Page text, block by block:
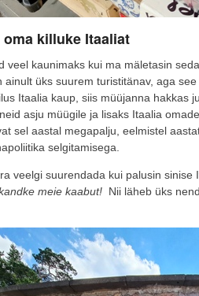
killuke Itaaliat
veel kaunimaks kui ma mäletasin
ainult üks suurem turistitänav, aga
Itaalia kaup, siis müüjanna hakkas
asju müügile ja lisaks Itaalia
sel aastal megapalju, eelmistel
selgitamisega.
veelgi suurendada kui palusin
meie kaabut! Nii läheb üks